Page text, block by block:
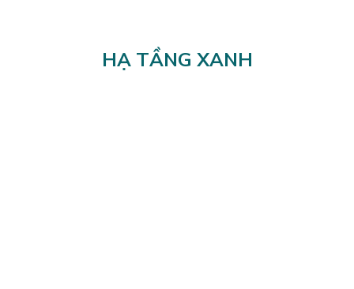
HẠ TẦNG XANH